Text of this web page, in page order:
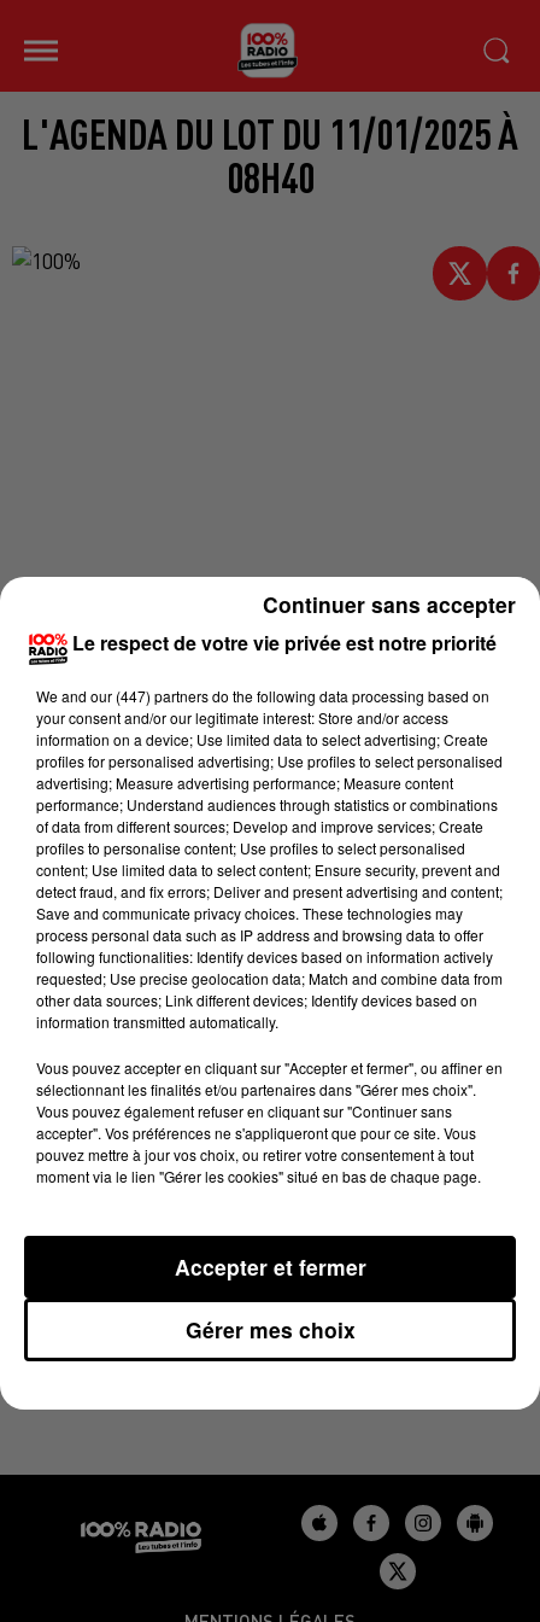
L'AGENDA DU LOT DU 11/01/2025 À
08H40
Lecture (1 min 14 sec)
100%
11 janvier 2025 - 1 min 14 sec
L'AGENDA DU LOT DU 11/01/2025 À 08H40
Le respect de votre vie privée est notre priorité
We and our (447) partnersdo the following data processing based on
your consent and/or our legitimate interest: Store and/or access
information on a device; Use limited data to select advertising; Create
profiles for personalised advertising; Use profiles to select personalised
advertising; Measure advertising performance; Measure content
performance; Understand audiences through statistics or combinations
of data from different sources; Develop and improve services; Create
profiles to personalise content; Use profiles to select personalised
content; Use limited data to select content; Ensure security, prevent and
detect fraud, and fix errors; Deliver and present advertising and content;
Save and communicate privacy choices. These technologies may
process personal data such as IP address and browsing data to offer
following functionalities: Identify devices based on information actively
requested; Use precise geolocation data; Match and combine data from
other data sources; Link different devices; Identify devices based on
information transmitted automatically.
Vous pouvez accepter en cliquant sur "Accepter et fermer", ou affiner en
sélectionnant les finalités et/ou partenaires dans "Gérer mes choix".
Vous pouvez également refuser en cliquant sur "Continuer sans
accepter". Vos préférences ne s'appliqueront que pour ce site. Vous
pouvez mettre à jour vos choix, ou retirer votre consentement à tout
moment via le lien "Gérer les cookies" situé en bas de chaque page.
Gérer mes choix
Accepter et fermer
Continuer sans accepter